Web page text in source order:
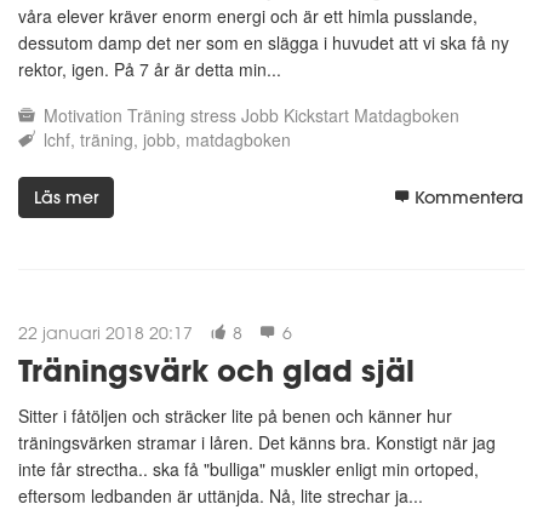
våra elever kräver enorm energi och är ett himla pusslande,
dessutom damp det ner som en slägga i huvudet att vi ska få ny
rektor, igen. På 7 år är detta min...
Motivation Träning stress Jobb Kickstart Matdagboken
lchf träning jobb matdagboken
Läs mer Kommentera
22 januari 2018 20:17 8 6
Träningsvärk och glad själ
Sitter i fåtöljen och sträcker lite på benen och känner hur
träningsvärken stramar i låren. Det känns bra. Konstigt när jag
inte får strectha.. ska få "bulliga" muskler enligt min ortoped,
eftersom ledbanden är uttänjda. Nå, lite strechar ja...